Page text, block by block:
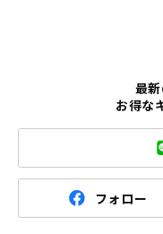
最
お得な
フォロー